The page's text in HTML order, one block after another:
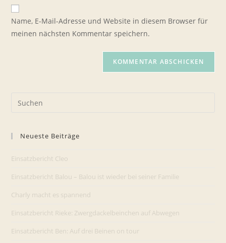
ein
zum
Kommentieren
ein
Website-
URL
Name, E-Mail-Adresse und Website in diesem Browser für
meinen nächsten Kommentar speichern.
Neueste Beiträge
Einsatzbericht Cleo
Einsatzbericht Balou – Balou ist wieder bei seiner Familie
Charly macht es spannend
Einsatzbericht Rieke: Zwergdackelbeinchen auf Abwegen
Einsatzbericht Ben: Auf drei Beinen on tour